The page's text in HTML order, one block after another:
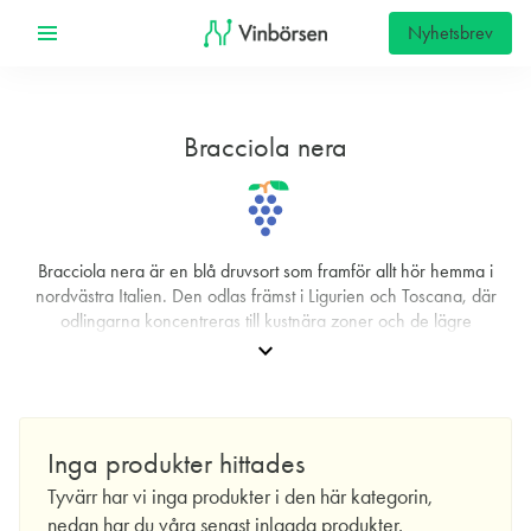
Nyhetsbrev
Bracciola nera
Bracciola nera är en blå druvsort som framför allt hör hemma i
nordvästra Italien. Den odlas främst i Ligurien och Toscana, där
odlingarna koncentreras till kustnära zoner och de lägre
sluttningarna mot Apenninerna. I praktiken är det områdena kring
av lokala blandningar och räknas som en av flera mindre, men
Braciola förekommer i äldre källor och på lokala etiketter, vilket kan
förklara varför namnet ibland stavas och uttalas på olika sätt.
expand_more
Inga produkter hittades
Tyvärr har vi inga produkter i den här kategorin,
nedan har du våra senast inlagda produkter.